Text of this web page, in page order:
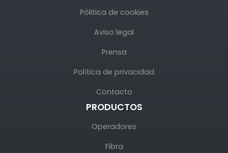
Pólitica de cookies
Aviso legal
Prensa
Política de privacidad
Contacto
PRODUCTOS
Operadores
Fibra